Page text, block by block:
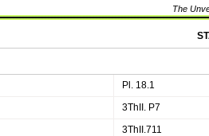
The
Pl. 18.1
3ThII. P7
3ThII.711